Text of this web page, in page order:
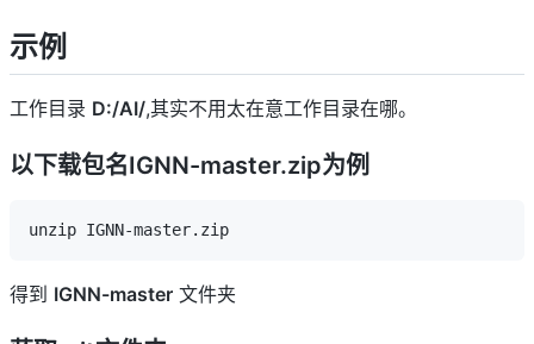
示例
工作目录 D:/AI/,其实不用太在意工作目录在哪。
以下载包名IGNN-master.zip为例
unzip IGNN-master.zip
得到 IGNN-master 文件夹